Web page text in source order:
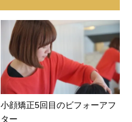
小顔矯正5回目のビフォーアフ
ター